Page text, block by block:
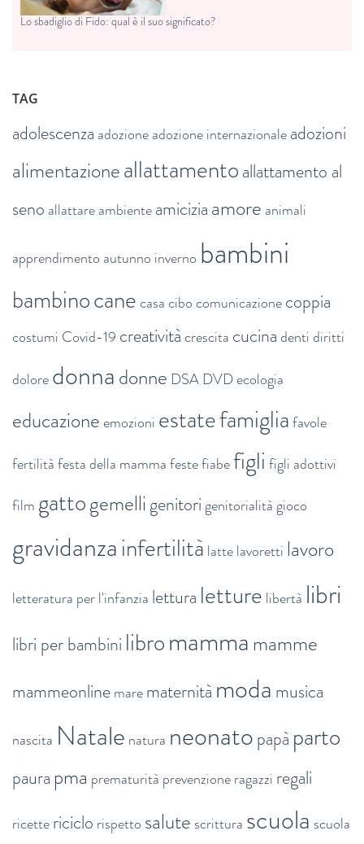
Lo sbadiglio di Fido: qual è il suo significato?
TAG
adolescenza adozioneadozione internazionaleadozioni
alimentazioneallattamentoallattamento al
seno allattareambienteamiciziaamore animali
apprendimento autunno inverno bambini
bambinocanecasacibocomunicazionecoppia
costumi Covid-19 creativitàcrescita cucinadentidiritti
doloredonnadonne DSA DVDecologia
educazioneemozioni estatefamigliafavole
fertilitàfesta della mammafestefiabefigli figli adottivi
film gattogemelligenitorigenitorialitàgioco
gravidanzainfertilità lattelavoretti lavoro
letteratura per l'infanzia lettura letture libertà libri
libri per bambini libromamma mamme
mammeonlinemarematernità moda musica
nascita Natale natura neonatopapà parto
paura pma prematurità prevenzioneragazzi regali
ricettericiclo rispetto salute scrittura scuola scuola